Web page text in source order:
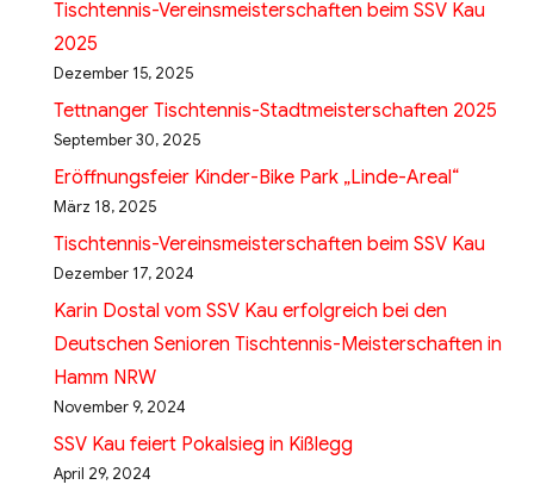
Tischtennis-Vereinsmeisterschaften beim SSV Kau
2025
Dezember 15, 2025
Tettnanger Tischtennis-Stadtmeisterschaften 2025
September 30, 2025
Eröffnungsfeier Kinder-Bike Park „Linde-Areal“
März 18, 2025
Tischtennis-Vereinsmeisterschaften beim SSV Kau
Dezember 17, 2024
Karin Dostal vom SSV Kau erfolgreich bei den
Deutschen Senioren Tischtennis-Meisterschaften in
Hamm NRW
November 9, 2024
SSV Kau feiert Pokalsieg in Kißlegg
April 29, 2024